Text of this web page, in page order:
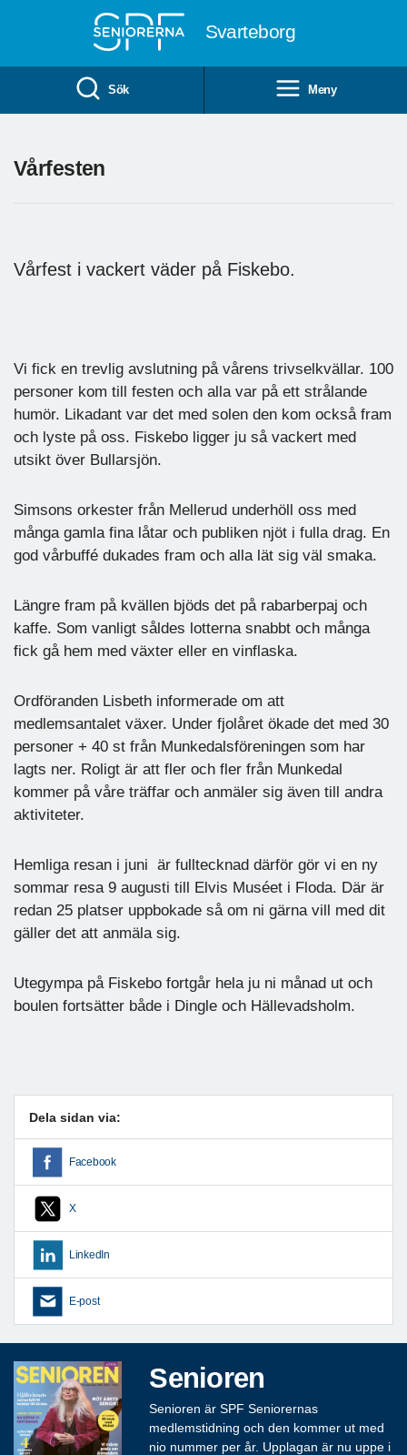
Svarteborg
Sök Meny
Vårfesten
Vårfest i vackert väder på Fiskebo.
Vi fick en trevlig avslutning på vårens trivselkvällar. 100
personer kom till festen och alla var på ett strålande
humör. Likadant var det med solen den kom också fram
och lyste på oss. Fiskebo ligger ju så vackert med
utsikt över Bullarsjön.
Simsons orkester från Mellerud underhöll oss med
många gamla fina låtar och publiken njöt i fulla drag. En
god vårbuffé dukades fram och alla lät sig väl smaka.
Längre fram på kvällen bjöds det på rabarberpaj och
kaffe. Som vanligt såldes lotterna snabbt och många
fick gå hem med växter eller en vinflaska.
Ordföranden Lisbeth informerade om att
medlemsantalet växer. Under fjolåret ökade det med 30
personer + 40 st från Munkedalsföreningen som har
lagts ner. Roligt är att fler och fler från Munkedal
kommer på våre träffar och anmäler sig även till andra
aktiviteter.
Hemliga resan i juni är fulltecknad därför gör vi en ny
sommar resa 9 augusti till Elvis Muséet i Floda. Där är
redan 25 platser uppbokade så om ni gärna vill med dit
gäller det att anmäla sig.
Utegympa på Fiskebo fortgår hela ju ni månad ut och
boulen fortsätter både i Dingle och Hällevadsholm.
Dela sidan via:
Facebook
X
LinkedIn
E-post
Senioren
Senioren är SPF Seniorernas
medlemstidning och den kommer ut med
nio nummer per år. Upplagan är nu uppe i